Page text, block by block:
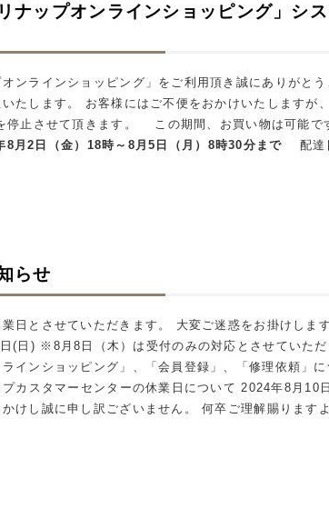
ナップオンラインショッピング」シ
ンラインショッピング」をご利用頂き誠にありがと
たします。 お客様にはご不便をおかけいたします
止させて頂きます。 この期間、お買い物は可能で
8月2日（金）18時～8月5日（月）8時30分まで 配達
らせ
日とさせていただきます。 大変ご迷惑をお掛けし
(日) ※8月8日（木）は受付のみの対応とさせていた
インショッピング」、「会員登録」、「修理依頼」
カスタマーセンターの休業日について 2024年8月
かけし誠に申し訳ございません。 何卒ご理解賜りま